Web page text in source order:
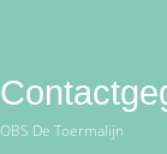
OBS De Toermalijn